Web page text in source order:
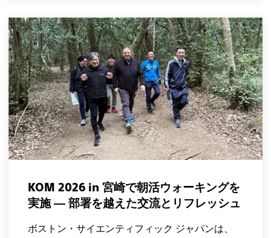
KOM 2026 in 宮崎で朝活ウォーキングを
実施 ― 部署を越えた交流とリフレッシュ
ボストン・サイエンティフィック ジャパンは、